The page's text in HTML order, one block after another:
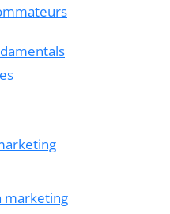
marketing